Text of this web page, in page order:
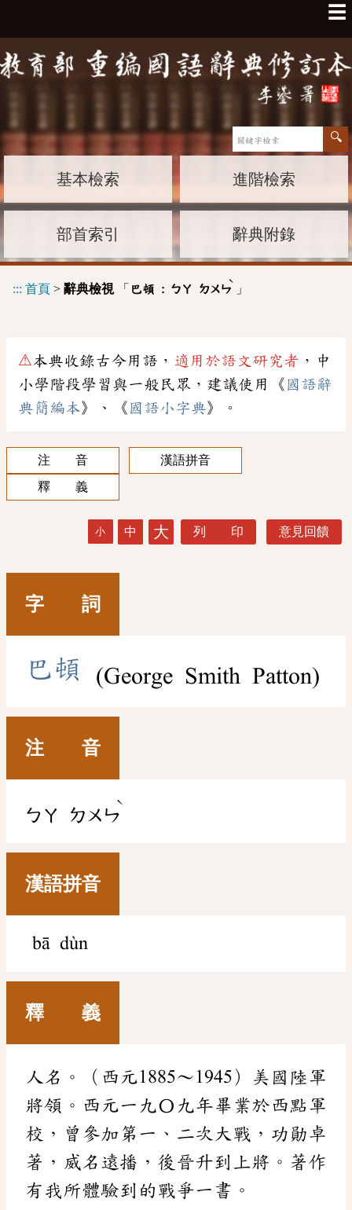
☰
基本檢索 進階檢索
部首索引 辭典附錄
::: 首頁 > 辭典檢視「 巴頓 : ㄅㄚ ㄉㄨㄣ
ˋ
」
⚠本典收錄古今用語， 適用於語文研究者 ，中
小學階段學習與一般民眾，建議使用《 國語辭
典簡編本》、《 國語小字典》。
注 音
漢語拼音
釋 義
小 中 大 列 印 意見回饋
字 詞
巴頓 (George Smith Patton)
注 音
ㄅㄚ ㄉㄨㄣ
ˋ
漢語拼音
bā dùn
釋 義
人名。（西元1885～1945）美國陸軍
將領。西元一九〇九年畢業於西點軍
校，曾參加第一、二次大戰，功勛卓
著，威名遠播，後晉升到上將。著作
有我所體驗到的戰爭一書。